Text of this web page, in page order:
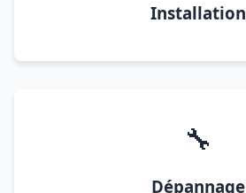
Installation
🔧
Dépannage